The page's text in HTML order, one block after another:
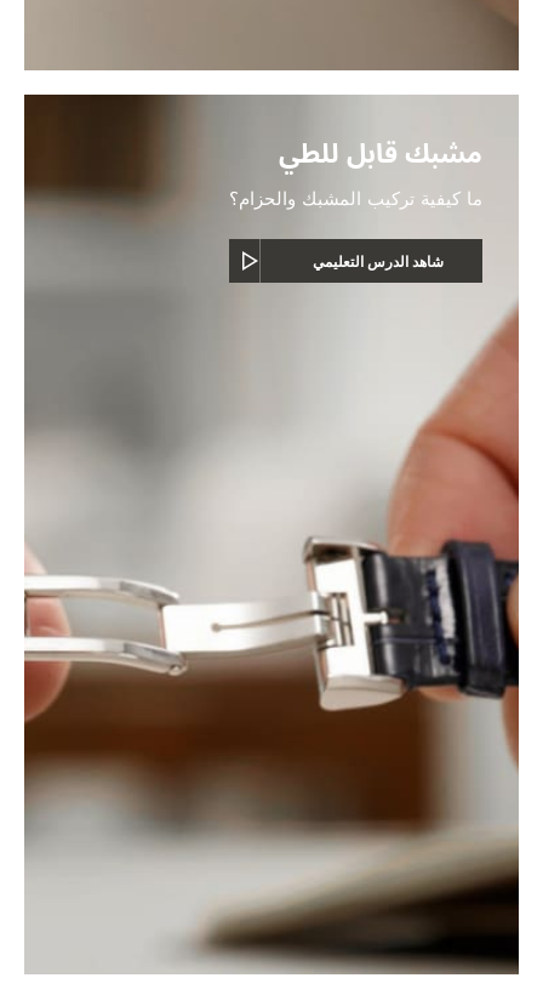
مشبك قابل للطي
ما كيفية تركيب المشبك والحزام؟
شاهد الدرس التعليمي